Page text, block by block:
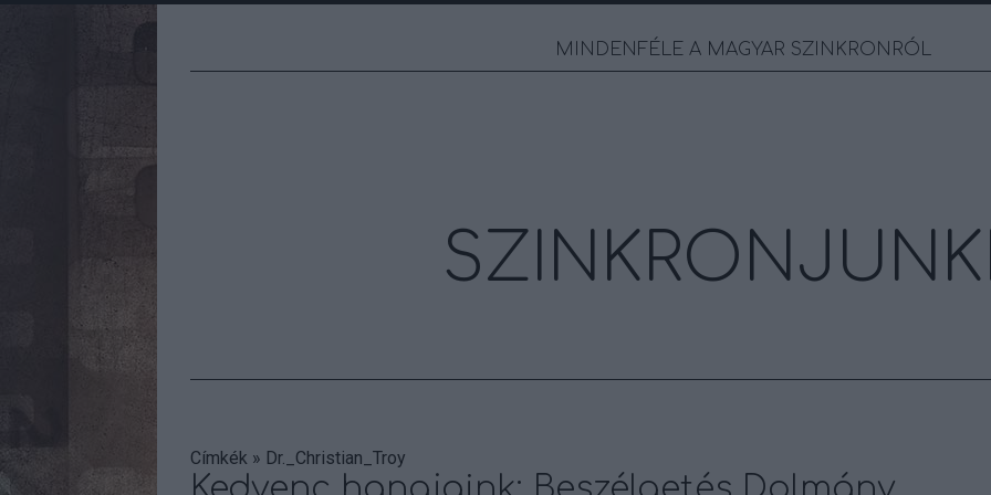
MINDENFÉLE A MAGYAR SZINKRONRÓL
Címkék » Dr._Christian_Troy